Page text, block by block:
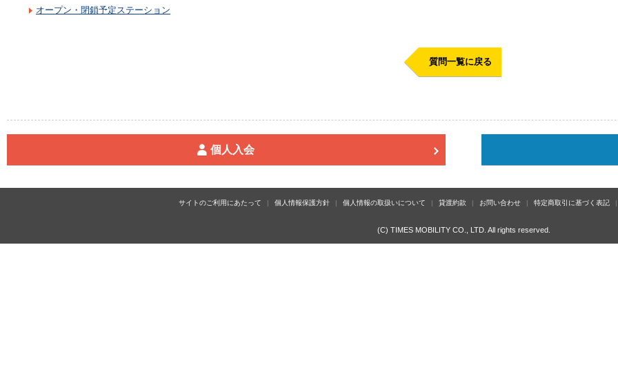
オープン・閉鎖予定ステーション
質問一覧に戻る
個人入会
サイトのご利用にあたって 個人情報保護方針 個人情報の取扱いについて 貸渡約款 お問い合わせ 特定商取引に基づく表記
(C) TIMES MOBILITY CO., LTD. All rights reserved.